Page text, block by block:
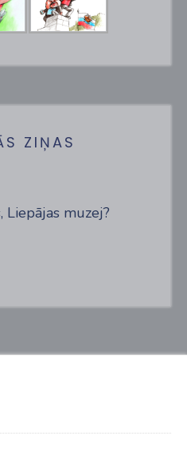
ZIŅAS
Liepājas muzej?